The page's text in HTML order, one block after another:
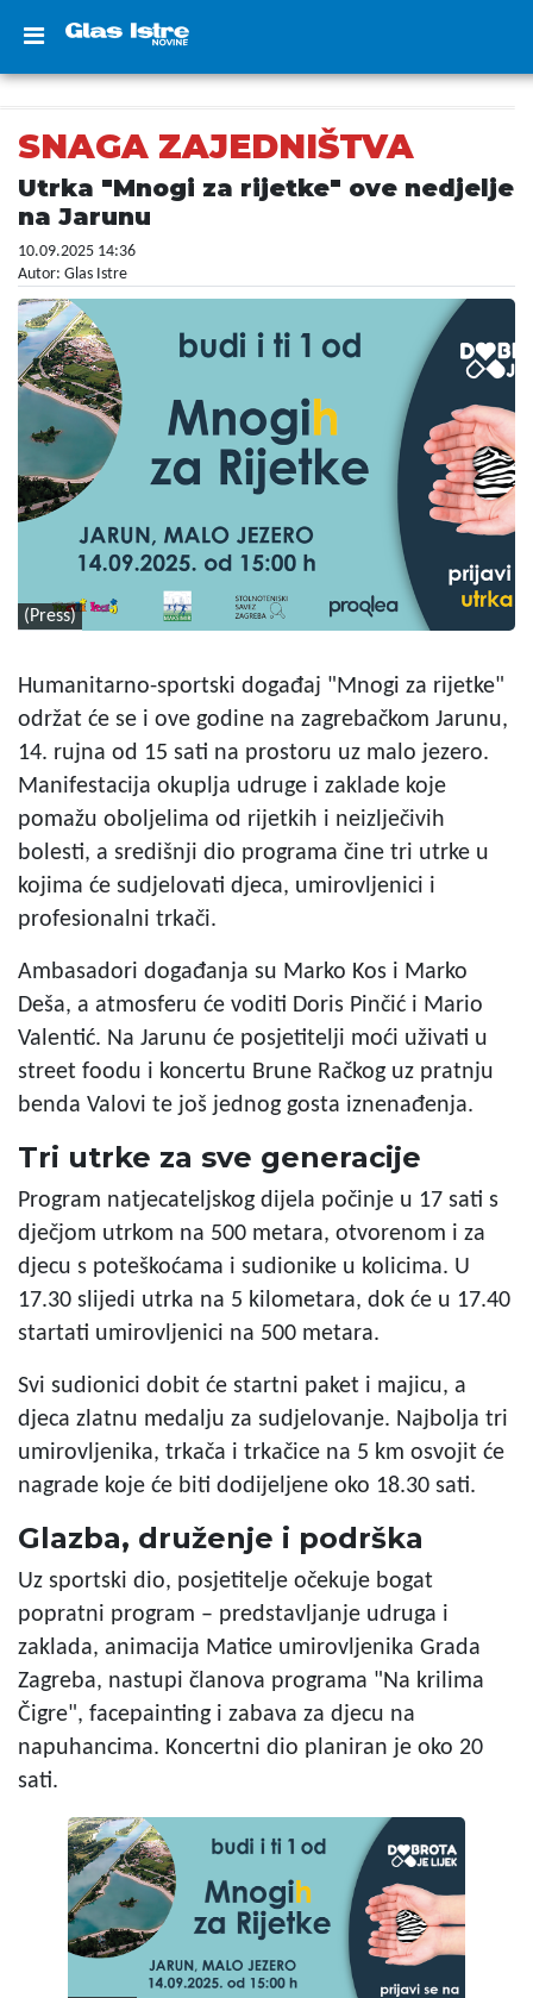
SNAGA ZAJEDNIŠTVA
Utrka "Mnogi za rijetke" ove nedjelje
na Jarunu
10.09.2025 14:36
Autor: Glas Istre
(Press)
Humanitarno-sportski događaj "Mnogi za rijetke"
održat će se i ove godine na zagrebačkom Jarunu,
14. rujna od 15 sati na prostoru uz malo jezero.
Manifestacija okuplja udruge i zaklade koje
pomažu oboljelima od rijetkih i neizlječivih
bolesti, a središnji dio programa čine tri utrke u
kojima će sudjelovati djeca, umirovljenici i
profesionalni trkači.
Ambasadori događanja su Marko Kos i Marko
Deša, a atmosferu će voditi Doris Pinčić i Mario
Valentić. Na Jarunu će posjetitelji moći uživati u
street foodu i koncertu Brune Račkog uz pratnju
benda Valovi te još jednog gosta iznenađenja.
Tri utrke za sve generacije
Program natjecateljskog dijela počinje u 17 sati s
dječjom utrkom na 500 metara, otvorenom i za
djecu s poteškoćama i sudionike u kolicima. U
17.30 slijedi utrka na 5 kilometara, dok će u 17.40
startati umirovljenici na 500 metara.
Svi sudionici dobit će startni paket i majicu, a
djeca zlatnu medalju za sudjelovanje. Najbolja tri
umirovljenika, trkača i trkačice na 5 km osvojit će
nagrade koje će biti dodijeljene oko 18.30 sati.
Glazba, druženje i podrška
Uz sportski dio, posjetitelje očekuje bogat
popratni program – predstavljanje udruga i
zaklada, animacija Matice umirovljenika Grada
Zagreba, nastupi članova programa "Na krilima
Čigre", facepainting i zabava za djecu na
napuhancima. Koncertni dio planiran je oko 20
sati.